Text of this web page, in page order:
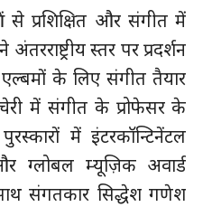
प्रशिक्षित और संगीत में
स्तर पर प्रदर्शन
के लिए संगीत तैयार
में संगीत के प्रोफेसर के
में इंटरकॉन्टिनेंटल
ग्लोबल म्यूज़िक अवार्ड
संगतकार सिद्धेश गणेश